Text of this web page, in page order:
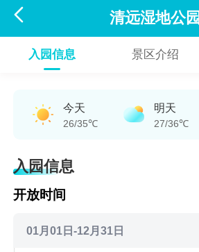
 清远湿地公园
入园信息 景区介绍
今天
26/35℃
明天
27/36℃
入园信息
开放时间
01月01日-12月31日